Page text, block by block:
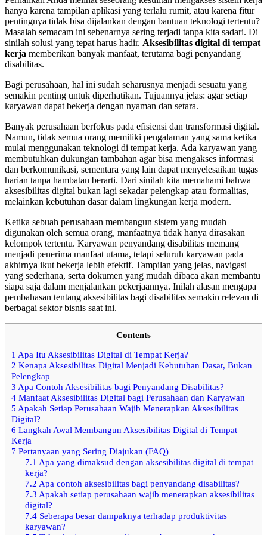
hanya karena tampilan aplikasi yang terlalu rumit, atau karena fitur
pentingnya tidak bisa dijalankan dengan bantuan teknologi tertentu?
Masalah semacam ini sebenarnya sering terjadi tanpa kita sadari. Di
sinilah solusi yang tepat harus hadir. Aksesibilitas digital di tempat
kerja memberikan banyak manfaat, terutama bagi penyandang
disabilitas.
Bagi perusahaan, hal ini sudah seharusnya menjadi sesuatu yang
semakin penting untuk diperhatikan. Tujuannya jelas: agar setiap
karyawan dapat bekerja dengan nyaman dan setara.
Banyak perusahaan berfokus pada efisiensi dan transformasi digital.
Namun, tidak semua orang memiliki pengalaman yang sama ketika
mulai menggunakan teknologi di tempat kerja. Ada karyawan yang
membutuhkan dukungan tambahan agar bisa mengakses informasi
dan berkomunikasi, sementara yang lain dapat menyelesaikan tugas
harian tanpa hambatan berarti. Dari sinilah kita memahami bahwa
aksesibilitas digital bukan lagi sekadar pelengkap atau formalitas,
melainkan kebutuhan dasar dalam lingkungan kerja modern.
Ketika sebuah perusahaan membangun sistem yang mudah
digunakan oleh semua orang, manfaatnya tidak hanya dirasakan
kelompok tertentu. Karyawan penyandang disabilitas memang
menjadi penerima manfaat utama, tetapi seluruh karyawan pada
akhirnya ikut bekerja lebih efektif. Tampilan yang jelas, navigasi
yang sederhana, serta dokumen yang mudah dibaca akan membantu
siapa saja dalam menjalankan pekerjaannya. Inilah alasan mengapa
pembahasan tentang aksesibilitas bagi disabilitas semakin relevan di
berbagai sektor bisnis saat ini.
Contents
1 Apa Itu Aksesibilitas Digital di Tempat Kerja?
2 Kenapa Aksesibilitas Digital Menjadi Kebutuhan Dasar, Bukan
Pelengkap
3 Apa Contoh Aksesibilitas bagi Penyandang Disabilitas?
4 Manfaat Aksesibilitas Digital bagi Perusahaan dan Karyawan
5 Apakah Setiap Perusahaan Wajib Menerapkan Aksesibilitas
Digital?
6 Langkah Awal Membangun Aksesibilitas Digital di Tempat
Kerja
7 Pertanyaan yang Sering Diajukan (FAQ)
7.1 Apa yang dimaksud dengan aksesibilitas digital di tempat
kerja?
7.2 Apa contoh aksesibilitas bagi penyandang disabilitas?
7.3 Apakah setiap perusahaan wajib menerapkan aksesibilitas
digital?
7.4Seberapa besar dampaknya terhadap produktivitas
karyawan?